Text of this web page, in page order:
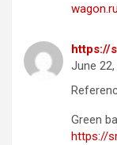
https://
June
Green
https://